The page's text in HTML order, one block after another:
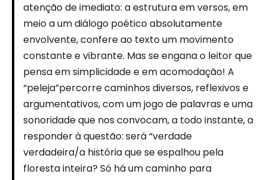
atenção de imediato: a estrutura em versos, em
meio a um diálogo poético absolutamente
envolvente, confere ao texto um movimento
constante e vibrante. Mas se engana o leitor que
pensa em simplicidade e em acomodação! A
“peleja”percorre caminhos diversos, reflexivos e
argumentativos, com um jogo de palavras e uma
sonoridade que nos convocam, a todo instante, a
responder à questão: será “verdade
verdadeira/a história que se espalhou pela
floresta inteira? Só há um caminho para